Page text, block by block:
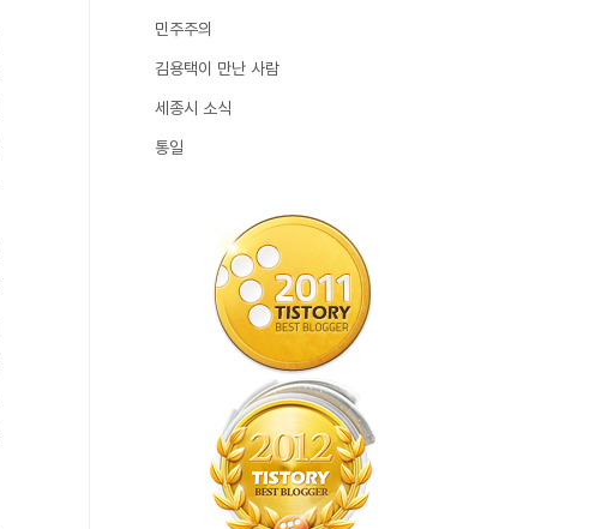
민주주의
김용택이 만난 사람
세종시 소식
통일